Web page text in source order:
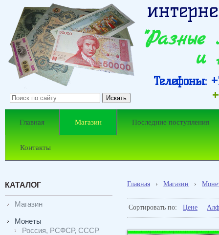
и
Телефоны:
Главная Магазин Последние поступления
Контакты
КАТАЛОГ
Магазин
Монеты
Россия, РСФСР, СССР
Главная › Магазин ›
Сортировать по: Цене